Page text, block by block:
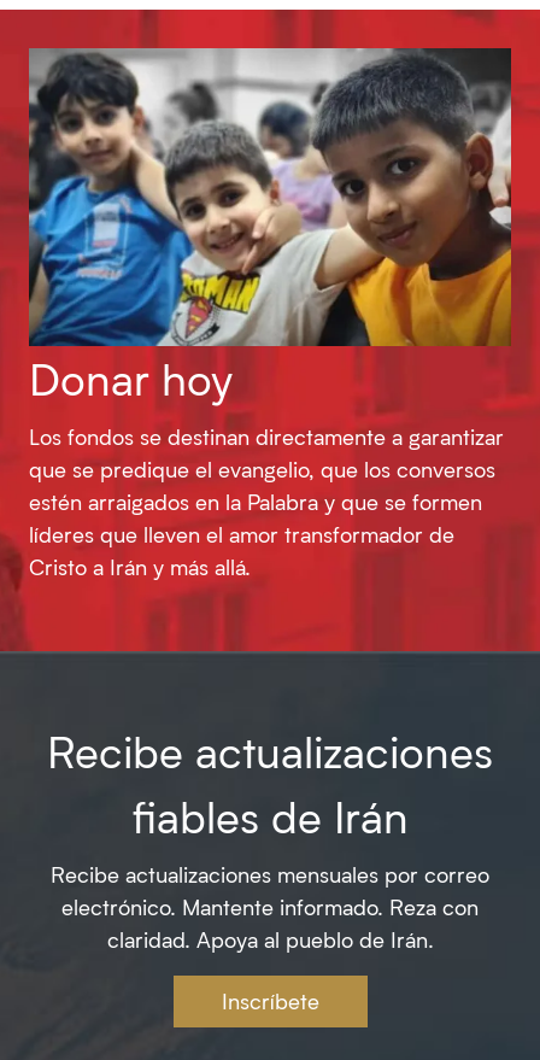
Donar hoy
Los fondos se destinan directamente a garantizar
que se predique el evangelio, que los conversos
estén arraigados en la Palabra y que se formen
líderes que lleven el amor transformador de
Cristo a Irán y más allá.
Recibe actualizaciones
fiables de Irán
Recibe actualizaciones mensuales por correo
electrónico. Mantente informado. Reza con
claridad. Apoya al pueblo de Irán.
Inscríbete